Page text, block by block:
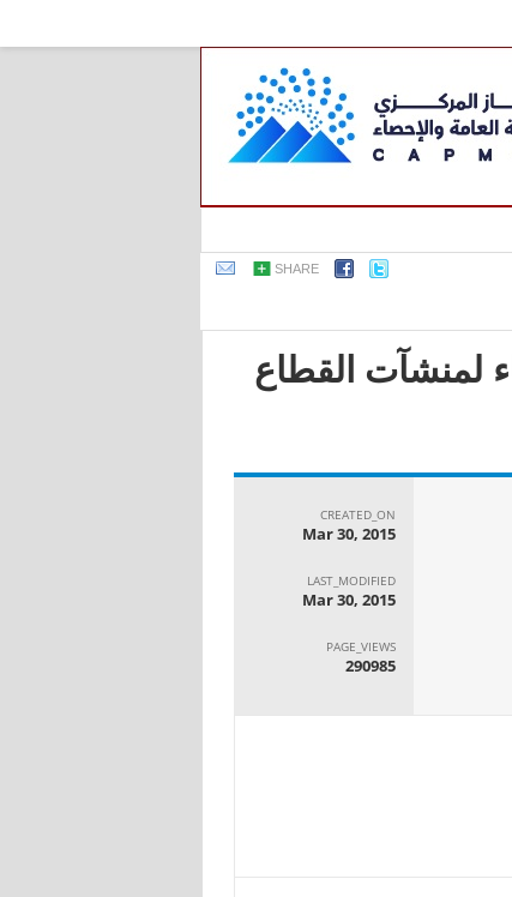
SHARE
لمنشآت القطاع
CREATED_ON
Mar 30, 2015
LAST_MODIFIED
Mar 30, 2015
PAGE_VIEWS
290985